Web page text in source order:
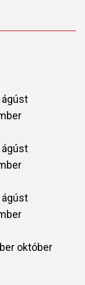
ágúst
ágúst
ágúst
október